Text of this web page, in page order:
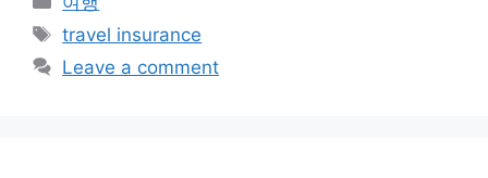
Tags
travel insurance
Leave a comment